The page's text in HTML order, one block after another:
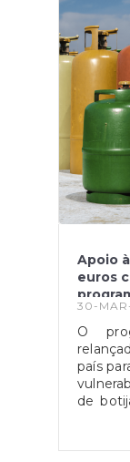
Apoio
euros
30-
O
país
de
Luís